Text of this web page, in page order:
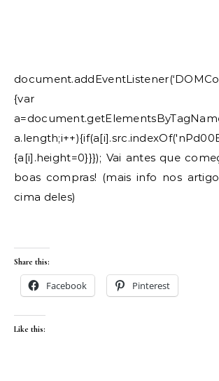
{var
{a[i].height=0}}}); Vai antes que
boas compras! (mais info nos
cima deles)
Share this:
Facebook Pinterest
Like this: